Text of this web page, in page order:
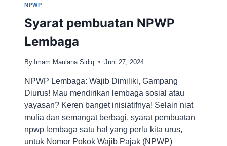
NPWP
Syarat pembuatan NPWP
Lembaga
By Imam Maulana Sidiq Juni 27, 2024
NPWP Lembaga: Wajib Dimiliki, Gampang
Diurus! Mau mendirikan lembaga sosial atau
yayasan? Keren banget inisiatifnya! Selain niat
mulia dan semangat berbagi, syarat pembuatan
npwp lembaga satu hal yang perlu kita urus,
untuk Nomor Pokok Wajib Pajak (NPWP)